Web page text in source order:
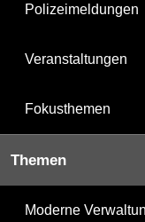
Polizeimeldungen
Veranstaltungen
Fokusthemen
Themen
Moderne